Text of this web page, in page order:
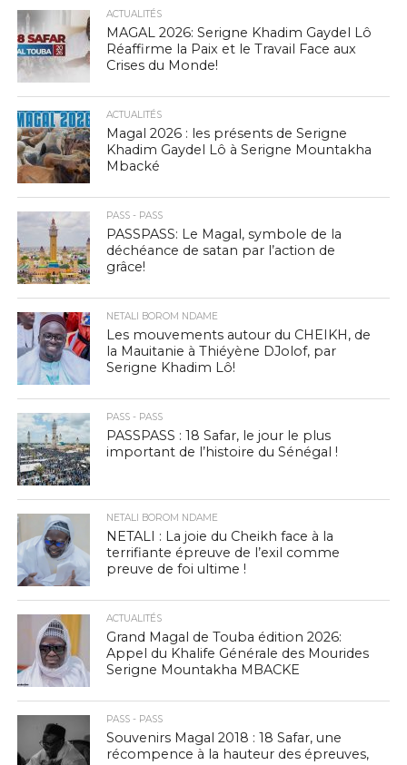
ACTUALITÉS
MAGAL 2026: Serigne Khadim Gaydel Lô
Réaffirme la Paix et le Travail Face aux
Crises du Monde!
ACTUALITÉS
Magal 2026 : les présents de Serigne
Khadim Gaydel Lô à Serigne Mountakha
Mbacké
PASS - PASS
PASSPASS: Le Magal, symbole de la
déchéance de satan par l’action de
grâce!
NETALI BOROM NDAME
Les mouvements autour du CHEIKH, de
la Mauitanie à Thiéyène DJolof, par
Serigne Khadim Lô!
PASS - PASS
PASSPASS : 18 Safar, le jour le plus
important de l’histoire du Sénégal !
NETALI BOROM NDAME
NETALI : La joie du Cheikh face à la
terrifiante épreuve de l’exil comme
preuve de foi ultime !
ACTUALITÉS
Grand Magal de Touba édition 2026:
Appel du Khalife Générale des Mourides
Serigne Mountakha MBACKE
PASS - PASS
Souvenirs Magal 2018 : 18 Safar, une
récompence à la hauteur des épreuves,